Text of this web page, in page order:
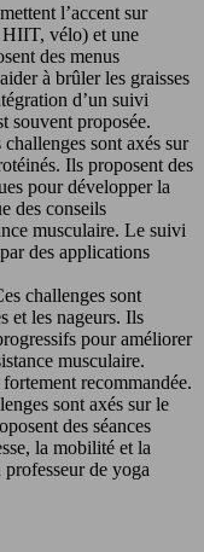
l’accent sur
HIIT, vélo) et une
des menus
à brûler les graisses
d’un suivi
souvent proposée.
sont axés sur
Ils proposent des
pour développer la
des conseils
musculaire. Le suivi
des applications
challenges sont
et les nageurs. Ils
pour améliorer
musculaire.
recommandée.
sont axés sur le
des séances
la mobilité et la
de yoga